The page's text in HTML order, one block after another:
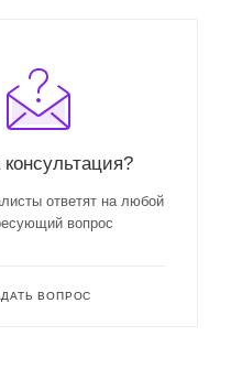
ответят на любой
вопрос
ВОПРОС